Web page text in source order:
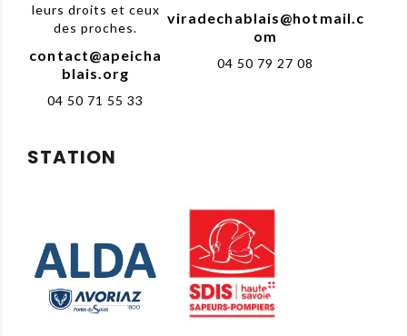
leurs droits et ceux
des proches.
contact@apeicha
blais.org
04 50 71 55 33
viradechablais@hotmail.c
om
04 50 79 27 08
STATION